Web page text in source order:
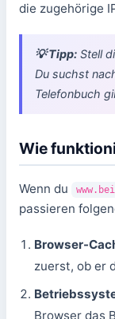
die zugehörige
💡 Tipp: Stell
Du suchst
Telefonbuch
Wie
Wenn du
passieren
Browser-
zuerst, ob er
Browser das